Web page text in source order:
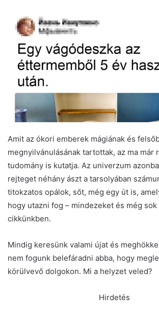
Amit az ókori emberek mágiának és
megnyilvánulásának tartottak, az ma már
tudomány is kutatja. Az univerzum
rejteget néhány ászt a tarsolyában
titokzatos opálok, sőt, még egy út is,
hogy utazni fog – mindezeket és még
cikkünkben.
Mindig keresünk valami újat és
nem fogunk belefáradni abba, hogy
körülvevő dolgokon. Mi a helyzet veled?
Hirdetés